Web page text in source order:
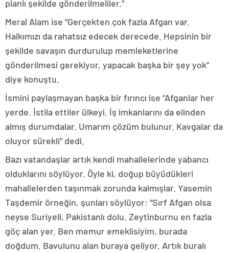
planlı şekilde gönderilmeliler.”
Meral Alam ise “Gerçekten çok fazla Afgan var.
Halkımızı da rahatsız edecek derecede. Hepsinin bir
şekilde savaşın durdurulup memleketlerine
gönderilmesi gerekiyor, yapacak başka bir şey yok”
diye konuştu.
İsmini paylaşmayan başka bir fırıncı ise “Afganlar her
yerde. İstila ettiler ülkeyi. İş imkanlarını da elinden
almış durumdalar. Umarım çözüm bulunur. Kavgalar da
oluyor sürekli” dedi.
Bazı vatandaşlar artık kendi mahallelerinde yabancı
olduklarını söylüyor. Öyle ki, doğup büyüdükleri
mahallelerden taşınmak zorunda kalmışlar. Yasemin
Taşdemir örneğin, şunları söylüyor: “Sırf Afgan olsa
neyse Suriyeli, Pakistanlı dolu. Zeytinburnu en fazla
göç alan yer. Ben memur emeklisiyim, burada
doğdum. Bavulunu alan buraya geliyor. Artık buralı